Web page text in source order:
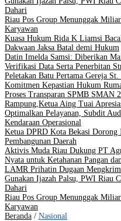
Dahari
Riau Pos Group Menunggak
Karyawan
Kuasa Hukum Rida K Liamsi
Dakwaan Jaksa Batal demi Hukum
Datin Imelda Samsi: Diberikan
Verifikasi Data Serta Penerbitan
Peletakan Batu Pertama Gereja
Komitmen Kepastian Hukum
Proses Transparan SPMB SMAN
Rampung,Ketua Aing Tuai
Optimalkan Pelayanan, Subdit
Kendaraan Operasional
Ketua DPRD Kota Bekasi
Pembangunan Daerah
Aktivis Muda Riau Dukung PT
Nyata untuk Ketahanan Pangan
LAMR Prihatin Dugaan
Gunakan Ijazah Palsu, PWI Riau
Dahari
Riau Pos Group Menunggak
Karyawan
Beranda / Nasional